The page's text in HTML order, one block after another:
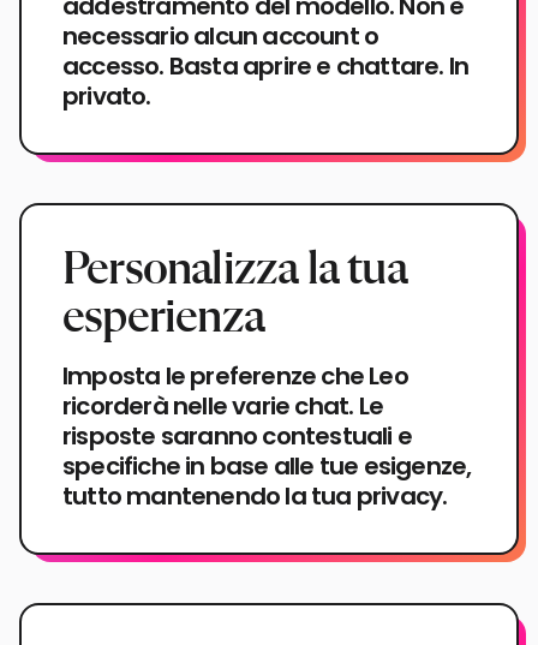
necessario alcun account o
accesso. Basta aprire e chattare. In
privato.
Personalizza la tua
esperienza
Imposta le preferenze che Leo
ricorderà nelle varie chat. Le
risposte saranno contestuali e
specifiche in base alle tue esigenze,
tutto mantenendo la tua privacy.